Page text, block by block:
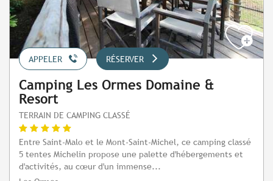
APPELER RÉSERVER
Camping Les Ormes Domaine &
Resort
TERRAIN DE CAMPING CLASSÉ
Entre Saint-Malo et le Mont-Saint-Michel, ce camping classé
5 tentes Michelin propose une palette d'hébergements et
d'activités, au cœur d'un immense...